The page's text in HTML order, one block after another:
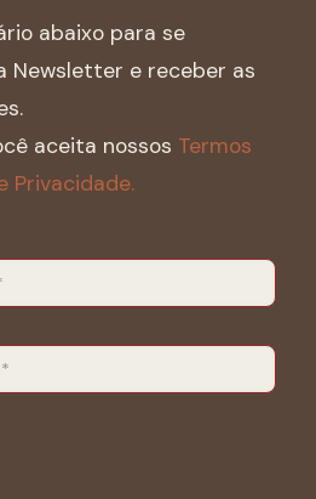
abaixo para se
Newsletter e receber as
aceita nossos Termos
Privacidade.